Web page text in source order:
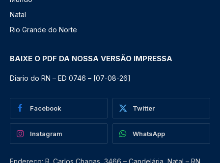
Natal
Rio Grande do Norte
BAIXE O PDF DA NOSSA VERSÃO IMPRESSA
Diario do RN – ED 0746 – [07-08-26]
Facebook Twitter
Instagram WhatsApp
Endereço: R. Carlos Chagas, 3466 – Candelária, Natal – RN,